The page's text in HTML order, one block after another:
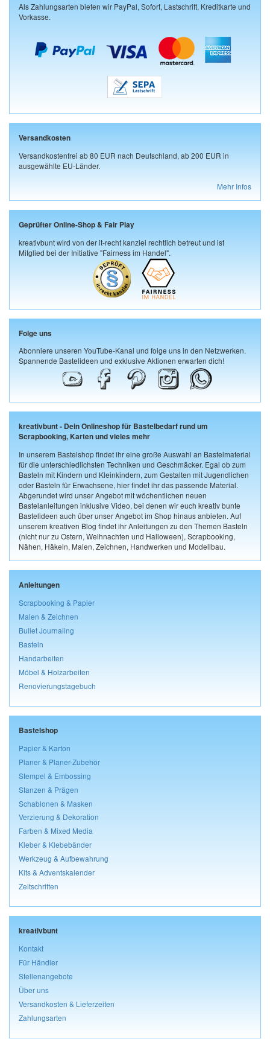
Als Zahlungsarten bieten wir PayPal, Sofort, Lastschrift, Kreditkarte und
Vorkasse.
Versandkosten
Versandkostenfrei ab 80 EUR nach Deutschland, ab 200 EUR in
ausgewählte EU-Länder.
Mehr Infos
Geprüfter Online-Shop & Fair Play
kreativbunt wird von der it-recht kanzlei rechtlich betreut und ist
Mitglied bei der Initiative "Fairness im Handel".
Folge uns
Abonniere unseren YouTube-Kanal und folge uns in den Netzwerken.
Spannende Bastelideen und exklusive Aktionen erwarten dich!
kreativbunt - Dein Onlineshop für Bastelbedarf rund um
Scrapbooking, Karten und vieles mehr
In unserem Bastelshop findet ihr eine große Auswahl an Bastelmaterial
für die unterschiedlichsten Techniken und Geschmäcker. Egal ob zum
Basteln mit Kindern und Kleinkindern, zum Gestalten mit Jugendlichen
oder Basteln für Erwachsene, hier findet ihr das passende Material.
Abgerundet wird unser Angebot mit wöchentlichen neuen
Bastelanleitungen inklusive Video, bei denen wir euch kreativ bunte
Bastelideen auch über unser Angebot im Shop hinaus anbieten. Auf
unserem kreativen Blog findet ihr Anleitungen zu den Themen Basteln
(nicht nur zu Ostern, Weihnachten und Halloween), Scrapbooking,
Nähen, Häkeln, Malen, Zeichnen, Handwerken und Modellbau.
Anleitungen
Scrapbooking & Papier
Malen & Zeichnen
Bullet Journaling
Basteln
Handarbeiten
Möbel & Holzarbeiten
Renovierungstagebuch
Bastelshop
Papier & Karton
Planer & Planer-Zubehör
Stempel & Embossing
Stanzen & Prägen
Schablonen & Masken
Verzierung & Dekoration
Farben & Mixed Media
Kleber & Klebebänder
Werkzeug & Aufbewahrung
Kits & Adventskalender
Zeitschriften
kreativbunt
Kontakt
Für Händler
Stellenangebote
Über uns
Versandkosten & Lieferzeiten
Zahlungsarten